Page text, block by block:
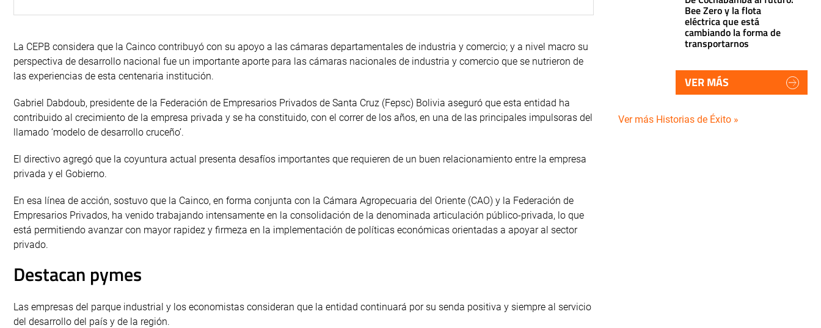
La CEPB considera que la Cainco contribuyó con su apoyo a las cámaras departamentales de industria y comercio; y a nivel macro su
perspectiva de desarrollo nacional fue un importante aporte para las cámaras nacionales de industria y comercio que se nutrieron de
las experiencias de esta centenaria institución.
Gabriel Dabdoub, presidente de la Federación de Empresarios Privados de Santa Cruz (Fepsc) Bolivia aseguró que esta entidad ha
contribuido al crecimiento de la empresa privada y se ha constituido, con el correr de los años, en una de las principales impulsoras del
llamado ‘modelo de desarrollo cruceño’.
El directivo agregó que la coyuntura actual presenta desafíos importantes que requieren de un buen relacionamiento entre la empresa
privada y el Gobierno.
En esa línea de acción, sostuvo que la Cainco, en forma conjunta con la Cámara Agropecuaria del Oriente (CAO) y la Federación de
Empresarios Privados, ha venido trabajando intensamente en la consolidación de la denominada articulación público-privada, lo que
está permitiendo avanzar con mayor rapidez y firmeza en la implementación de políticas económicas orientadas a apoyar al sector
privado.
Destacan pymes
Las empresas del parque industrial y los economistas consideran que la entidad continuará por su senda positiva y siempre al servicio
del desarrollo del país y de la región.
Bee Zero y la flota
eléctrica que está
cambiando la forma de
transportarnos
VER MÁS
Ver más Historias de Éxito »